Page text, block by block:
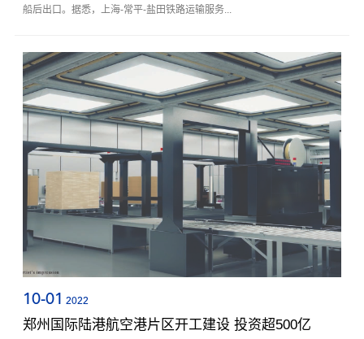
船后出口。据悉，上海-常平-盐田铁路运输服务...
10-01 2022
郑州国际陆港航空港片区开工建设 投资超500亿